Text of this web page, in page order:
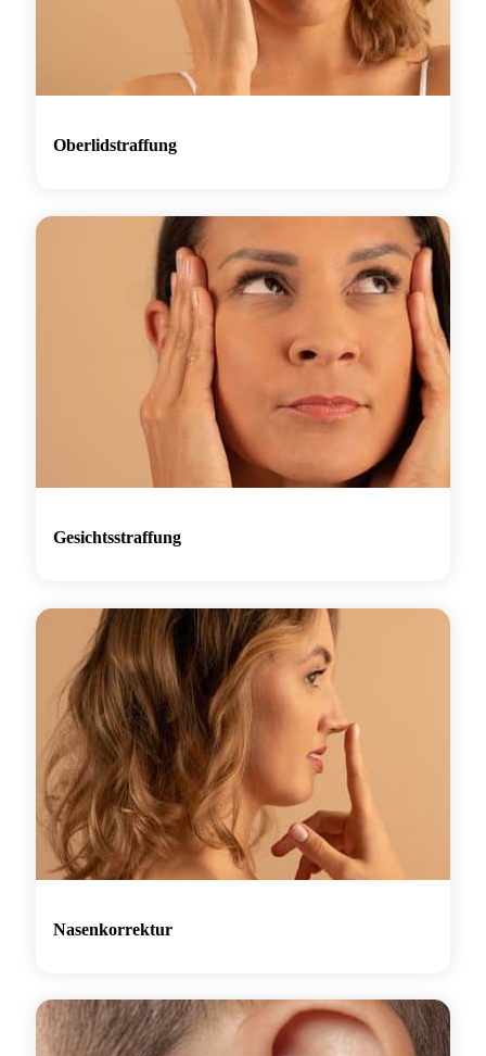
Oberlidstraffung
Gesichtsstraffung
Nasenkorrektur